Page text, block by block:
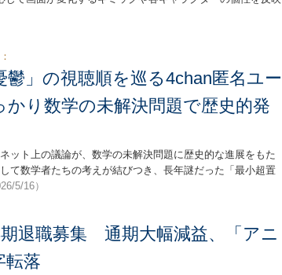
鬱」の視聴順を巡る4chan匿名ユー
り数学の未解決問題で歴史的発
ット上の議論が、数学の未解決問題に歴史的な進展をもた
て数学者たちの考えが結びつき、長年謎だった「最小超置
5/16）
退職募集 通期大幅減益、「アニ
転落